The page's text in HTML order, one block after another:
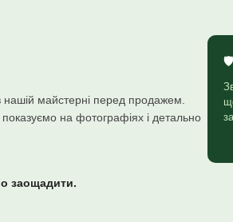
нашій майстерні перед продажем.
на фотографіях і детально
заощадити.
🛡️